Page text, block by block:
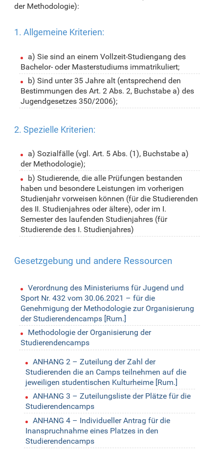
der Methodologie):
1. Allgemeine Kriterien:
a) Sie sind an einem Vollzeit-Studiengang des
Bachelor- oder Masterstudiums immatrikuliert;
b) Sind unter 35 Jahre alt (entsprechend den
Bestimmungen des Art. 2 Abs. 2, Buchstabe a) des
Jugendgesetzes 350/2006);
2. Spezielle Kriterien:
a) Sozialfälle (vgl. Art. 5 Abs. (1), Buchstabe a)
der Methodologie);
b) Studierende, die alle Prüfungen bestanden
haben und besondere Leistungen im vorherigen
Studienjahr vorweisen können (für die Studierenden
des II. Studienjahres oder ältere), oder im I.
Semester des laufenden Studienjahres (für
Studierende des I. Studienjahres)
Gesetzgebung und andere Ressourcen
Verordnung des Ministeriums für Jugend und
Sport Nr. 432 vom 30.06.2021 – für die
Genehmigung der Methodologie zur Organisierung
der Studierendencamps [Rum.]
Methodologie der Organisierung der
Studierendencamps
ANHANG 2 – Zuteilung der Zahl der
Studierenden die an Camps teilnehmen auf die
jeweiligen studentischen Kulturheime [Rum.]
ANHANG 3 – Zuteilungsliste der Plätze für die
Studierendencamps
ANHANG 4 – Individueller Antrag für die
Inanspruchnahme eines Platzes in den
Studierendencamps